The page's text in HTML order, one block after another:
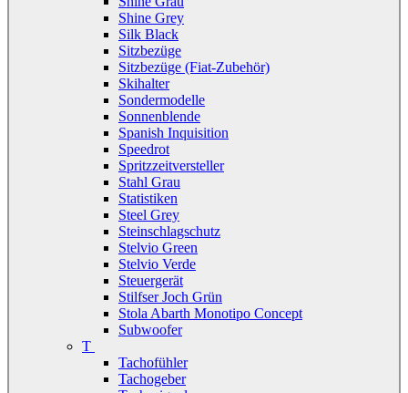
Shine Grey
Silk Black
Sitzbezüge
Sitzbezüge (Fiat-Zubehör)
Skihalter
Sondermodelle
Sonnenblende
Spanish Inquisition
Speedrot
Spritzzeitversteller
Stahl Grau
Statistiken
Steel Grey
Steinschlagschutz
Stelvio Green
Stelvio Verde
Steuergerät
Stilfser Joch Grün
Stola Abarth Monotipo Concept
Subwoofer
T
Tachofühler
Tachogeber